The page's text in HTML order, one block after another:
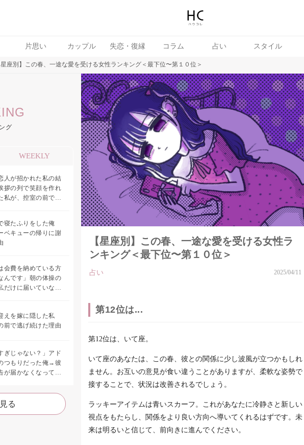
片思い カップル 失恋・復縁 コラム 占い スタイル
星座別】この春、一途な愛を受ける女性ランキング＜最下位〜第１０位＞
グ
WEEKLY
人が招かれた私の結
拶の列で笑顔を作れ
私が、控室の前で彼
寝たふりをした俺
ベキューの帰りに謝
会費を納めている方
んです」朝の体操の
だけに届いていなか
えを嫁に隠した私
前で逃げ続けた理由
ぎじゃない？」アド
つもりだった俺→彼
が届かなくなって、
る
【星座別】この春、一途な愛を受ける女性ラ
ンキング＜最下位〜第１０位＞
占い 2025/04/11
第12位は...
第12位は、いて座。
いて座のあなたは、この春、彼との関係に少し波風が立つかもしれ
ません。お互いの意見が食い違うことがありますが、柔軟な姿勢で
接することで、状況は改善されるでしょう。
ラッキーアイテムは青いスカーフ。これがあなたに冷静さと新しい
視点をもたらし、関係をより良い方向へ導いてくれるはずです。未
来は明るいと信じて、前向きに進んでください。